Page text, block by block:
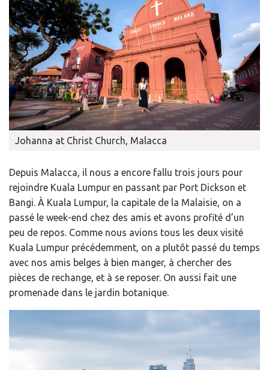
Johanna at Christ Church, Malacca
Depuis Malacca, il nous a encore fallu trois jours pour
rejoindre Kuala Lumpur en passant par Port Dickson et
Bangi. À Kuala Lumpur, la capitale de la Malaisie, on a
passé le week-end chez des amis et avons profité d’un
peu de repos. Comme nous avions tous les deux visité
Kuala Lumpur précédemment, on a plutôt passé du temps
avec nos amis belges à bien manger, à chercher des
pièces de rechange, et à se reposer. On aussi fait une
promenade dans le jardin botanique.